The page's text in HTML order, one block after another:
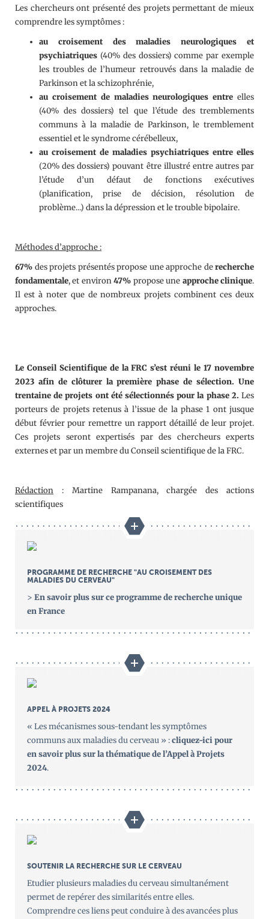
Les chercheurs ont présenté des projets permettant de mieux
comprendre les symptômes :
au croisement des maladies neurologiques et
psychiatriques (40% des dossiers) comme par exemple
les troubles de l’humeur retrouvés dans la maladie de
Parkinson et la schizophrénie,
au croisement de maladies neurologiques entre elles
(40% des dossiers) tel que l’étude des tremblements
communs à la maladie de Parkinson, le tremblement
essentiel et le syndrome cérébelleux,
au croisement de maladies psychiatriques entre elles
(20% des dossiers) pouvant être illustré entre autres par
l’étude d’un défaut de fonctions exécutives
(planification, prise de décision, résolution de
problème…) dans la dépression et le trouble bipolaire.
Méthodes d’approche :
67% des projets présentés propose une approche derecherche
fondamentale, et environ47% propose une approche clinique.
Il est à noter que de nombreux projets combinent ces deux
approches.
Le Conseil Scientifique de la FRC s’est réuni le 17 novembre
2023 afin de clôturer la première phase de sélection. Une
trentaine de projets ont été sélectionnés pour la phase 2. Les
porteurs de projets retenus à l’issue de la phase 1 ont jusque
début février pour remettre un rapport détaillé de leur projet.
Ces projets seront expertisés par des chercheurs experts
externes et par un membre du Conseil scientifique de la FRC.
Rédaction : Martine Rampanana, chargée des actions
scientifiques
PROGRAMME DE RECHERCHE "AU CROISEMENT DES
MALADIES DU CERVEAU"
> En savoir plus sur ce programme de recherche unique
en France
APPEL À PROJETS 2024
« Les mécanismes sous-tendant les symptômes
communs aux maladies du cerveau » :cliquez-ici pour
en savoir plus sur la thématique de l’Appel à Projets
2024.
SOUTENIR LA RECHERCHE SUR LE CERVEAU
Etudier plusieurs maladies du cerveau simultanément
permet de repérer des similarités entre elles.
Comprendre ces liens peut conduire à des avancées plus